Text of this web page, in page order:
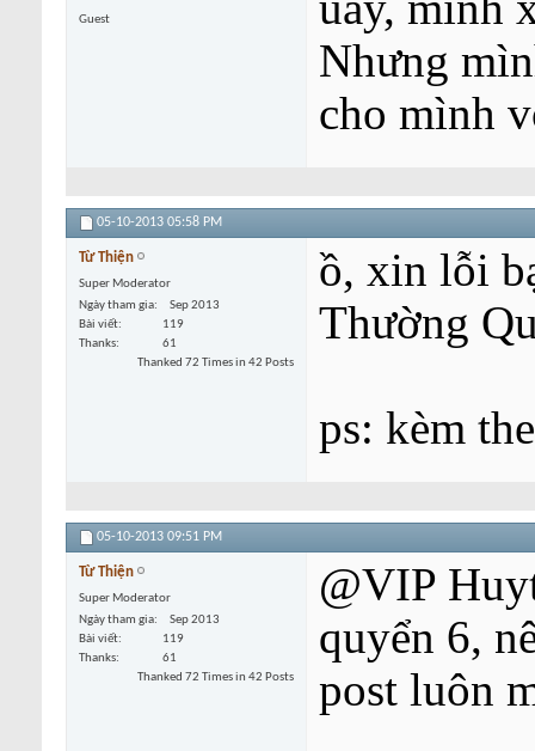
Guest
Nhưng
cho mình
05-10-2013 05:58 PM
Từ Thiện
Super Moderator
Ngày tham gia
Sep 2013
Bài viết
119
Thanks
61
Thanked 72 Times in 42 Posts
ồ, xin lỗi
Thường
ps: kèm
05-10-2013 09:51 PM
Từ Thiện
Super Moderator
Ngày tham gia
Sep 2013
Bài viết
119
Thanks
61
Thanked 72 Times in 42 Posts
@VIP
quyển 6,
post luôn